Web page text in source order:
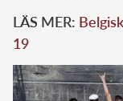
LÄS MER:
19